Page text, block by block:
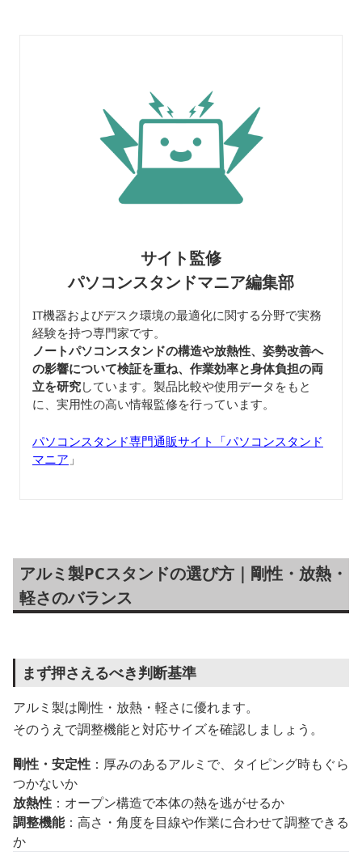
サイト監修
パソコンスタンドマニア編集部
IT機器およびデスク環境の最適化に関する分野で実務
経験を持つ専門家です。
ノートパソコンスタンドの構造や放熱性、姿勢改善へ
の影響について検証を重ね、作業効率と身体負担の両
立を研究しています。製品比較や使用データをもと
に、実用性の高い情報監修を行っています。
パソコンスタンド専門通販サイト「パソコンスタンド
マニア 」
アルミ製PCスタンドの選び方｜剛性・放熱・
軽さのバランス
まず押さえるべき判断基準
アルミ製は剛性・放熱・軽さに優れます。
そのうえで調整機能と対応サイズを確認しましょう。
剛性・安定性 ：厚みのあるアルミで、タイピング時もぐら
つかないか
放熱性 ：オープン構造で本体の熱を逃がせるか
調整機能：高さ・角度を目線や作業に合わせて調整できる
か